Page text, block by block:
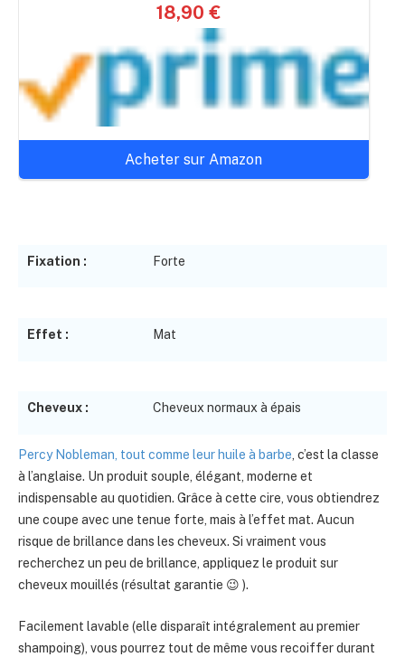
18,90 €
Acheter sur Amazon
Fixation : Forte
Effet : Mat
Cheveux : Cheveux normaux à épais
Percy Nobleman, tout comme leur huile à barbe , c’est la classe
à l’anglaise. Un produit souple, élégant, moderne et
indispensable au quotidien. Grâce à cette cire, vous obtiendrez
une coupe avec une tenue forte, mais à l’effet mat. Aucun
risque de brillance dans les cheveux. Si vraiment vous
recherchez un peu de brillance, appliquez le produit sur
cheveux mouillés (résultat garantie 😉 ).
Facilement lavable (elle disparaît intégralement au premier
shampoing), vous pourrez tout de même vous recoiffer durant